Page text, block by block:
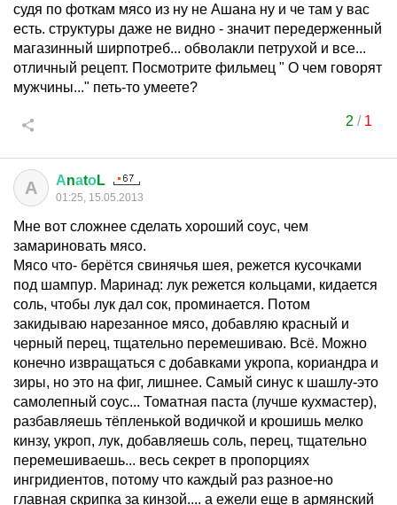
судя по фоткам мясо из ну не Ашана ну и че там у вас
есть. структуры даже не видно - значит передерженный
магазинный ширпотреб... обволакли петрухой и все...
отличный рецепт. Посмотрите фильмец " О чем говорят
мужчины..." петь-то умеете?
2 / 1
А АnаtоL
01:25, 15.05.2013
Мне вот сложнее сделать хороший соус, чем
замариновать мясо.
Мясо что- берётся свинячья шея, режется кусочками
под шампур. Маринад: лук режется кольцами, кидается
соль, чтобы лук дал сок, проминается. Потом
закидываю нарезанное мясо, добавляю красный и
черный перец, тщательно перемешиваю. Всё. Можно
конечно извращаться с добавками укропа, кориандра и
зиры, но это на фиг, лишнее. Самый синус к шашлу-это
самолепный соус... Томатная паста (лучше кухмастер),
разбавляешь тёпленькой водичкой и крошишь мелко
кинзу, укроп, лук, добавляешь соль, перец, тщательно
перемешиваешь... весь секрет в пропорциях
ингридиентов, потому что каждый раз разное-но
главная скрипка за кинзой.... а ежели еще в армянский